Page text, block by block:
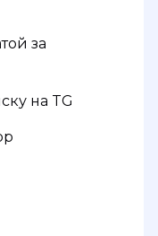
за
на TG